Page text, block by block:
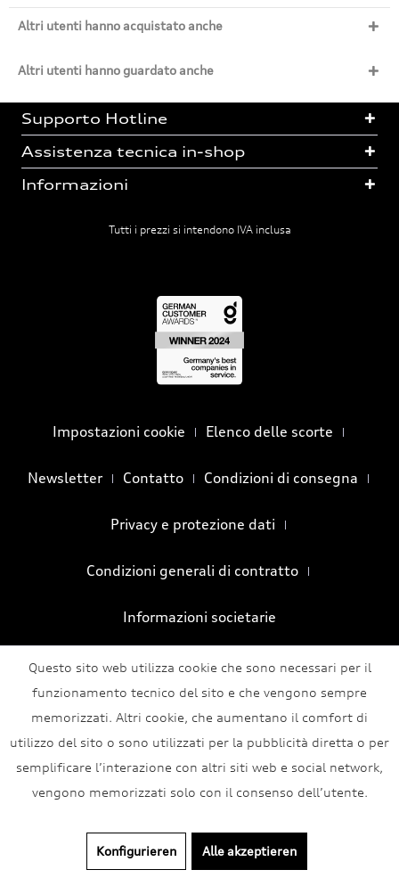
Altri utenti hanno acquistato anche
Altri utenti hanno guardato anche
Supporto Hotline
Assistenza tecnica in-shop
Informazioni
Tutti i prezzi si intendono IVA inclusa
Impostazioni cookie Elenco delle scorte
Newsletter Contatto Condizioni di consegna
Privacy e protezione dati
Condizioni generali di contratto
Informazioni societarie
Questo sito web utilizza cookie che sono necessari per il
funzionamento tecnico del sito e che vengono sempre
memorizzati. Altri cookie, che aumentano il comfort di
utilizzo del sito o sono utilizzati per la pubblicità diretta o per
semplificare l’interazione con altri siti web e social network,
vengono memorizzati solo con il consenso dell’utente.
Konfigurieren Alle akzeptieren